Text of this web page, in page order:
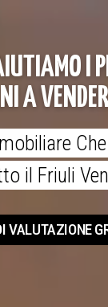
I
A
il Friuli
VALUTAZIONE